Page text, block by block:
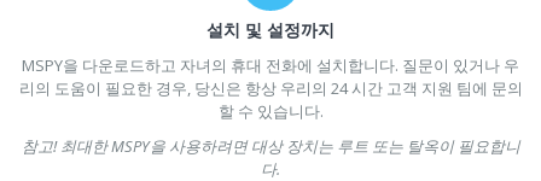
설치 및 설정까지
MSPY을 다운로드하고 자녀의 휴대 전화에 설치합니다. 질문이 있거나 우
리의 도움이 필요한 경우, 당신은 항상 우리의 24 시간 고객 지원 팀에 문의
할 수 있습니다.
참고! 최대한 MSPY을 사용하려면 대상 장치는 루트 또는 탈옥이 필요합니
다.